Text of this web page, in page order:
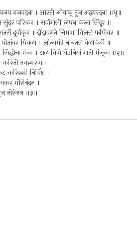
गजवदना । आरती ओवाळू तुज अद्वयरदना ॥धृ॥
सुंदर परिकर । सर्वांगासीं लेपन केला सिंदूर ॥
दुर्वांकूर । दोंदावरुते चिमणा विलसे फणिवर ॥
पिवळा । लीलामंत्रे नाचतसे वेळोवेळीं ॥
सिद्धीचा मेळा । टाळ विणे घेउनियां गाती मंजूळा ॥२॥
करिती तवस्मरण ।
करिस्सी निर्विघ्न ।
गौरीनंदन ।
नीरंजन ॥३॥